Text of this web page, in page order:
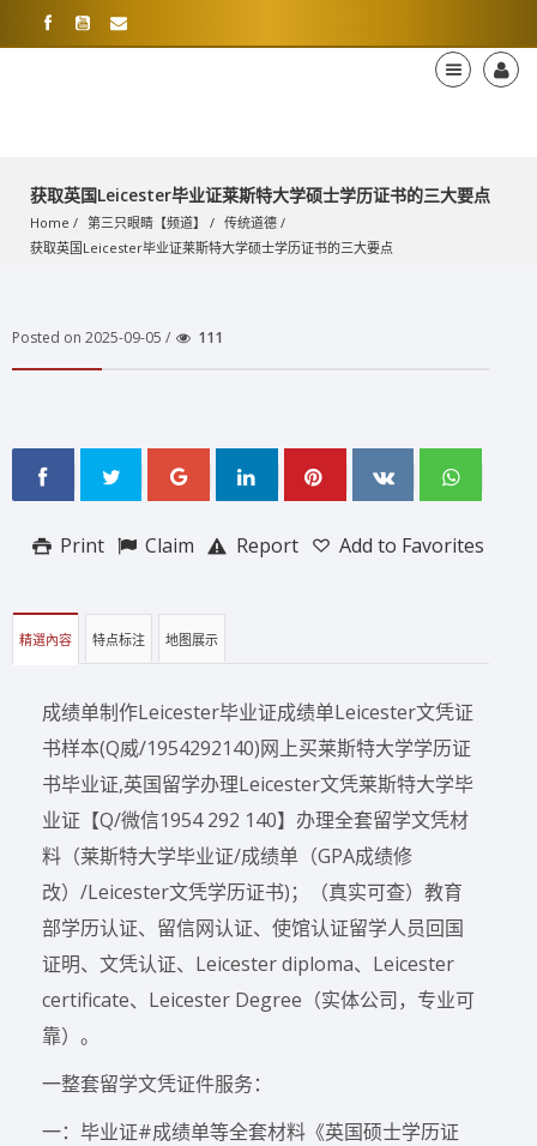
获取英国Leicester毕业证莱斯特大学硕士学历证书的三大要点
Home 第三只眼睛【频道】
传统道德
获取英国Leicester毕业证莱斯特大学硕士学历证书的三大要点
Posted on 2025-09-05 / 111
Add to Favorites
Report
Claim
Print
精選內容 特点标注 地图展示
成绩单制作Leicester毕业证成绩单Leicester文凭证
书样本(Q威/1954292140)网上买莱斯特大学学历证
书毕业证,英国留学办理Leicester文凭莱斯特大学毕
业证【Q/微信1954 292 140】办理全套留学文凭材
料（莱斯特大学毕业证/成绩单（GPA成绩修
改）/Leicester文凭学历证书)；（真实可查）教育
部学历认证、留信网认证、使馆认证留学人员回国
证明、文凭认证、Leicester diploma、Leicester
certificate、Leicester Degree（实体公司，专业可
靠）。
一整套留学文凭证件服务：
一：毕业证#成绩单等全套材料《英国硕士学历证